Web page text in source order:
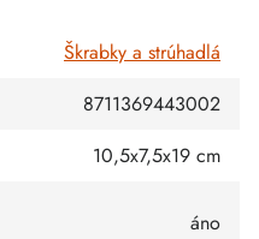
Škrabky a strúhadlá
8711369443002
10,5x7,5x19 cm
áno